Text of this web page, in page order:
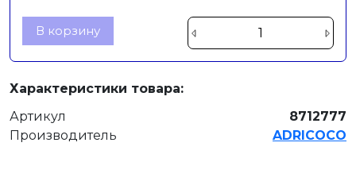
В корзину
Характеристики товара:
Артикул
8712777
Производитель
ADRICOCO